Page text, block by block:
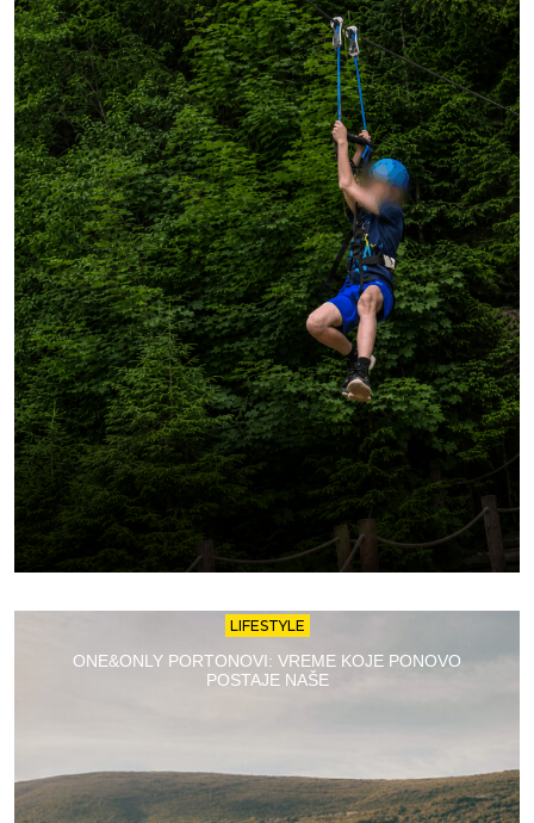
LIFESTYLE
ONE&ONLY PORTONOVI: VREME KOJE PONOVO
POSTAJE NAŠE